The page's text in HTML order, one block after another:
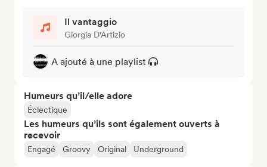
Il vantaggio
Giorgia D'Artizio
A ajouté à une playlist
Humeurs qu’il/elle adore
Éclectique
Les humeurs qu’ils sont également ouverts à
recevoir
Engagé Groovy Original Underground